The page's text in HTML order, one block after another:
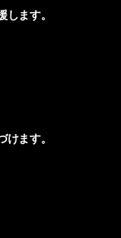
ます。
ます。